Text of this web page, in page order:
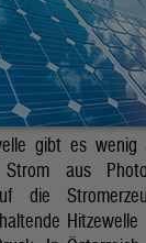
gibt es wenig
aus
die